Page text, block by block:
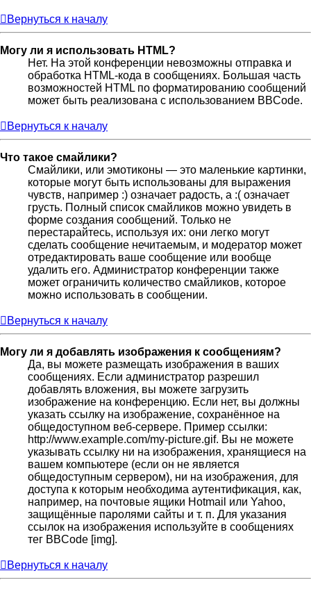
Вернуться к началу
Могу ли я использовать HTML?
Нет. На этой конференции невозможны отправка и
обработка HTML-кода в сообщениях. Большая часть
возможностей HTML по форматированию сообщений
может быть реализована с использованием BBCode.
Вернуться к началу
Что такое смайлики?
Смайлики, или эмотиконы — это маленькие картинки,
которые могут быть использованы для выражения
чувств, например :) означает радость, а :( означает
грусть. Полный список смайликов можно увидеть в
форме создания сообщений. Только не
перестарайтесь, используя их: они легко могут
сделать сообщение нечитаемым, и модератор может
отредактировать ваше сообщение или вообще
удалить его. Администратор конференции также
может ограничить количество смайликов, которое
можно использовать в сообщении.
Вернуться к началу
Могу ли я добавлять изображения к сообщениям?
Да, вы можете размещать изображения в ваших
сообщениях. Если администратор разрешил
добавлять вложения, вы можете загрузить
изображение на конференцию. Если нет, вы должны
указать ссылку на изображение, сохранённое на
общедоступном веб-сервере. Пример ссылки:
http://www.example.com/my-picture.gif. Вы не можете
указывать ссылку ни на изображения, хранящиеся на
вашем компьютере (если он не является
общедоступным сервером), ни на изображения, для
доступа к которым необходима аутентификация, как,
например, на почтовые ящики Hotmail или Yahoo,
защищённые паролями сайты и т. п. Для указания
ссылок на изображения используйте в сообщениях
тег BBCode [img].
Вернуться к началу